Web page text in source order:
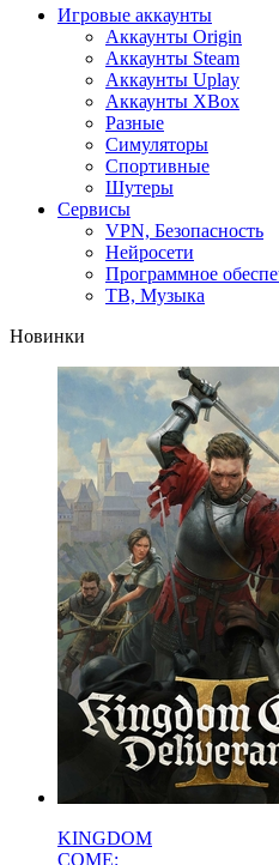
Игровые аккаунты
Аккаунты Origin
Аккаунты Steam
Аккаунты Uplay
Аккаунты XBox
Разные
Симуляторы
Спортивные
Шутеры
Сервисы
VPN, Безопасность
Нейросети
Программное
ТВ, Музыка
Новинки
KINGDOM
COME: